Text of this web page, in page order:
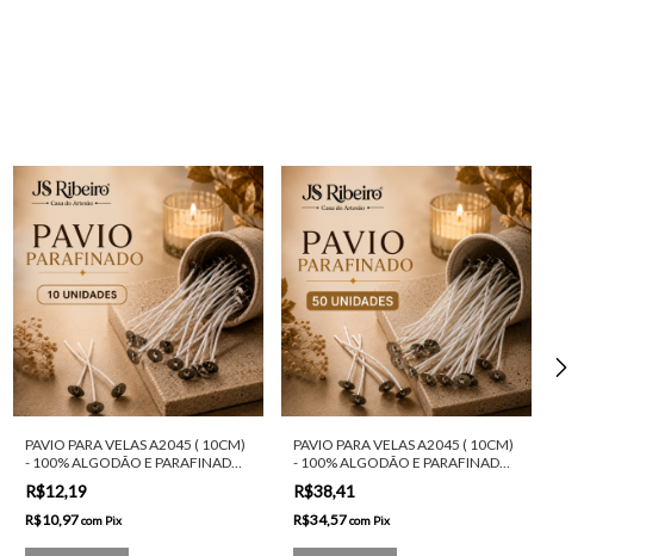
PAVIO PARA VELAS A2045 ( 10CM)
- 100% ALGODÃO E PARAFINADO -
10 UNIDADES
R$12,19
R$10,97com Pix
PAVIO PARA VELAS A2045 ( 10CM)
- 100% ALGODÃO E PARAFINADO -
50 UNIDADES
R$38,41
R$34,57com Pix